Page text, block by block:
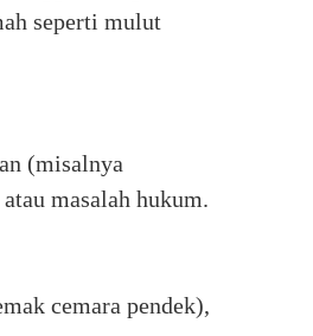
seperti mulut
(misalnya
masalah hukum.
cemara pendek),